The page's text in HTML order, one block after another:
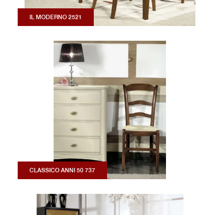
IL MODERNO 2521
CLASSICO ANNI 50 737